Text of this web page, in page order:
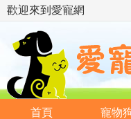
歡迎來到愛寵網
首頁 寵物